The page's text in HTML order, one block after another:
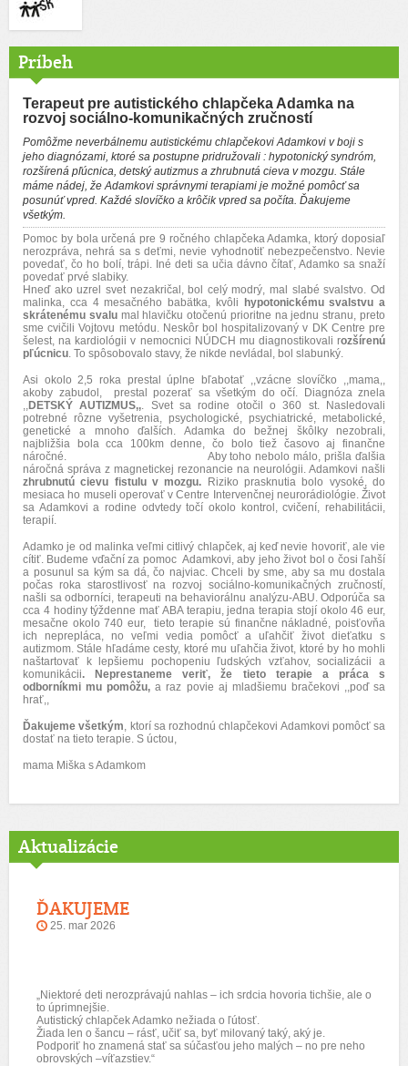
Príbeh
Terapeut pre autistického chlapčeka Adamka na
rozvoj sociálno-komunikačných zručností
Pomôžme neverbálnemu autistickému chlapčekovi Adamkovi v boji s
jeho diagnózami, ktoré sa postupne pridružovali : hypotonický syndróm,
rozšírená pľúcnica, detský autizmus a zhrubnutá cieva v mozgu. Stále
máme nádej, že Adamkovi správnymi terapiami je možné pomôcť sa
posunúť vpred. Každé slovíčko a krôčik vpred sa počíta. Ďakujeme
všetkým.
Pomoc by bola určená pre 9 ročného chlapčeka Adamka, ktorý doposiaľ
nerozpráva, nehrá sa s deťmi, nevie vyhodnotiť nebezpečenstvo. Nevie
povedať, čo ho bolí, trápi. Iné deti sa učia dávno čítať, Adamko sa snaží
povedať prvé slabiky.
Hneď ako uzrel svet nezakričal, bol celý modrý, mal slabé svalstvo. Od
malinka, cca 4 mesačného babätka, kvôli
hypotonickému svalstvu a
skrátenému svalumal hlavičku otočenú prioritne na jednu stranu, preto
sme cvičili Vojtovu metódu. Neskôr bol hospitalizovaný v DK Centre pre
šelest, na kardiológii v nemocnici NÚDCH mu diagnostikovali rozšírenú
pľúcnicu. To spôsobovalo stavy, že nikde nevládal, bol slabunký.
Asi okolo 2,5 roka prestal úplne bľabotať ,,vzácne slovíčko ,,mama,,
akoby zabudol, prestal pozerať sa všetkým do očí. Diagnóza znela
,,DETSKÝ AUTIZMUS,,. Svet sa rodine otočil o 360 st. Nasledovali
potrebné rôzne vyšetrenia, psychologické, psychiatrické, metabolické,
genetické a mnoho ďalších. Adamka do bežnej škôlky nezobrali,
najbližšia bola cca 100km denne, čo bolo tiež časovo aj finančne
náročné. Aby toho nebolo málo, prišla ďalšia
náročná správa z magnetickej rezonancie na neurológii. Adamkovi našli
zhrubnutú cievu fistulu v mozgu.
Riziko prasknutia bolo vysoké, do
mesiaca ho museli operovať v Centre Intervenčnej neurorádiológie. Život
sa Adamkovi a rodine odvtedy točí okolo kontrol, cvičení, rehabilitácii,
terapií.
Adamko je od malinka veľmi citlivý chlapček, aj keď nevie hovoriť, ale vie
cítiť. Budeme vďační za pomoc Adamkovi, aby jeho život bol o čosi ľahší
a posunul sa kým sa dá, čo najviac. Chceli by sme, aby sa mu dostala
počas roka starostlivosť na rozvoj sociálno-komunikačných zručností,
našli sa odborníci, terapeuti na behaviorálnu analýzu-ABU. Odporúča sa
cca 4 hodiny týždenne mať ABA terapiu, jedna terapia stojí okolo 46 eur,
mesačne okolo 740 eur, tieto terapie sú finančne nákladné, poisťovňa
ich neprepláca, no veľmi vedia pomôcť a uľahčiť život dieťatku s
autizmom. Stále hľadáme cesty, ktoré mu uľahčia život, ktoré by ho mohli
naštartovať k lepšiemu pochopeniu ľudských vzťahov, socializácii a
komunikácii.
Neprestaneme veriť, že tieto terapie a práca s
odborníkmi mu pomôžu, a raz povie aj mladšiemu bračekovi ,,poď sa
hrať,,
Ďakujeme všetkým, ktorí sa rozhodnú chlapčekovi Adamkovi pomôcť sa
dostať na tieto terapie. S úctou,
mama Miška s Adamkom
Aktualizácie
ĎAKUJEME
25. mar 2026
„Niektoré deti nerozprávajú nahlas – ich srdcia hovoria tichšie, ale o
to úprimnejšie.
Autistický chlapček Adamko nežiada o ľútosť.
Žiada len o šancu – rásť, učiť sa, byť milovaný taký, aký je.
Podporiť ho znamená stať sa súčasťou jeho malých – no pre neho
obrovských –víťazstiev.“